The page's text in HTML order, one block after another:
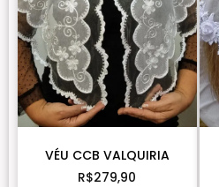
VÉU CCB VALQUIRIA
R$279,90